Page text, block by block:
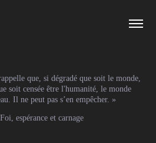
que, si dégradé que soit le monde,
soit censée être l'humanité, le monde
Il ne peut pas s’en empêcher. »
espérance et carnage